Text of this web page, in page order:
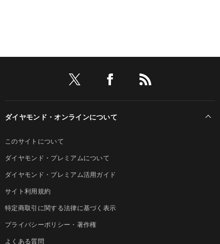
ダイヤモンド・オンラインについて
このサイトについて
ダイヤモンド・プレミアムについて
ダイヤモンド・プレミアム活用ガイド
サイト利用規約
特定商取引に関する法律に基づく表示
プライバシーポリシー・著作権
よくある質問